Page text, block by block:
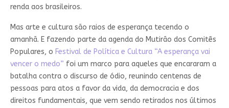
renda aos brasileiros.
Mas arte e cultura são raios de esperança tecendo o
amanhã. E fazendo parte da agenda do Mutirão dos Comitês
Populares, o Festival de Política e Cultura “A esperança vai
vencer o medo” foi um marco para aqueles que encararam a
batalha contra o discurso de ódio, reunindo centenas de
pessoas para atos a favor da vida, da democracia e dos
direitos fundamentais, que vem sendo retirados nos últimos